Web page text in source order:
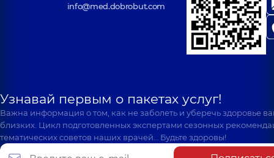
info@med.dobrobut.com
Узнавай первым о пакетах услуг!
Важна информация о том, как не заболеть и уберечь здоровье
близких. Цикл подготовленных экспертами сезонных
тематических советов наших врачей… Будьте здоровы!